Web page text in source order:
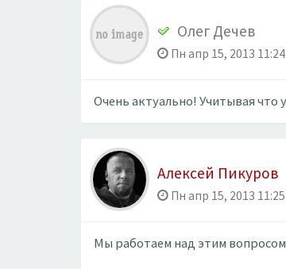
Олег Дечев
Пн апр 15, 2013
Очень актуально! Учитывая что
Алексей Пикуров
Пн апр 15, 2013
Мы работаем над этим